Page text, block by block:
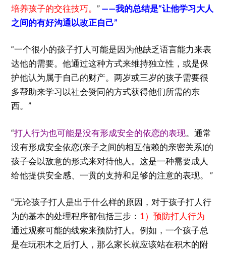
培养孩子的交往技巧。 ”——我的总结是“让他学习大人
之间的有好沟通以改正自己”
“一个很小的孩子打人可能是因为他缺乏语言能力来表
达他的需要。他通过这种方式来维持独立性，或是保
护他认为属于自己的财产。两岁或三岁的孩子需要很
多帮助来学习以社会赞同的方式获得他们所需的东
西。”
“打人行为也可能是没有形成安全的依恋的表现。通常
没有形成安全依恋(亲子之间的相互信赖的亲密关系)的
孩子会以敌意的形式来对待他人。这是一种需要成人
给他提供安全感、一贯的支持和足够的注意的表现。 ”
“无论孩子打人是出于什么样的原因，对于孩子打人行
为的基本的处理程序都包括三步： 1）预防打人行为
通过观察可能的线索来预防打人。例如，一个孩子总
是在玩积木之后打人，那么家长就应该站在积木的附